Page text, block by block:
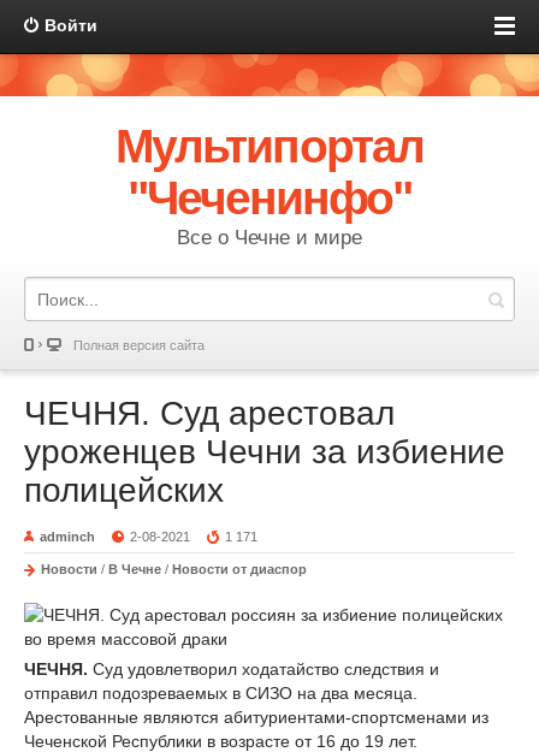
Войти
Мультипортал
"Чеченинфо"
Все о Чечне и мире
Полная версия сайта
ЧЕЧНЯ. Суд арестовал
уроженцев Чечни за избиение
полицейских
adminch 2-08-2021 1 171
Новости / В Чечне / Новости от диаспор
ЧЕЧНЯ. Суд удовлетворил ходатайство следствия и
отправил подозреваемых в СИЗО на два месяца.
Арестованные являются абитуриентами-спортсменами из
Чеченской Республики в возрасте от 16 до 19 лет.